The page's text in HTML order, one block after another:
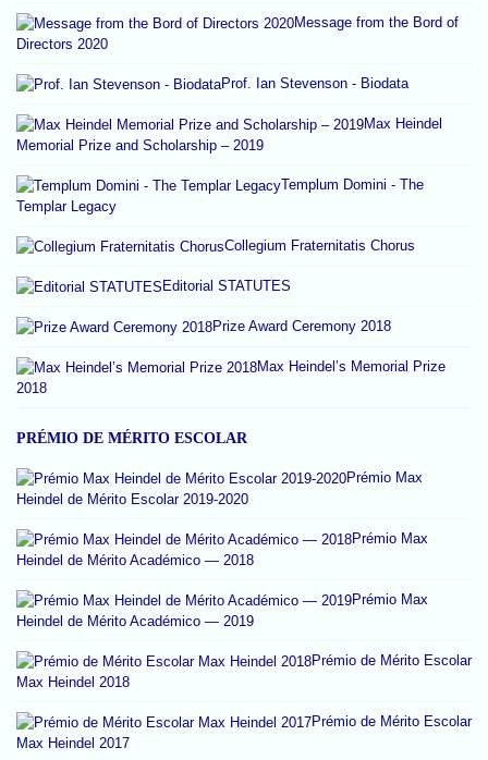
Message from the Bord of
Directors 2020
Prof. Ian Stevenson - Biodata
Max Heindel
Memorial Prize and Scholarship – 2019
Templum Domini - The
Templar Legacy
Collegium Fraternitatis Chorus
Editorial STATUTES
Prize Award Ceremony 2018
Max Heindel’s Memorial Prize
2018
PRÉMIO DE MÉRITO ESCOLAR
Prémio Max
Heindel de Mérito Escolar 2019-2020
Prémio Max
Heindel de Mérito Académico — 2018
Prémio Max
Heindel de Mérito Académico — 2019
Prémio de Mérito Escolar
Max Heindel 2018
Prémio de Mérito Escolar
Max Heindel 2017